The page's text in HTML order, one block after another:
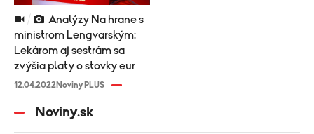
ministrom Lengvarským:
Lekárom aj sestrám sa
zvýšia platy o stovky eur
12.04.2022Noviny PLUS
Noviny.sk